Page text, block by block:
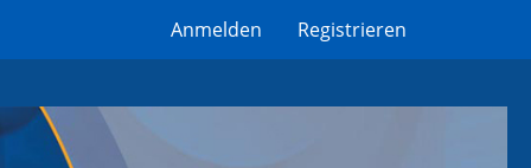
Anmelden Registrieren